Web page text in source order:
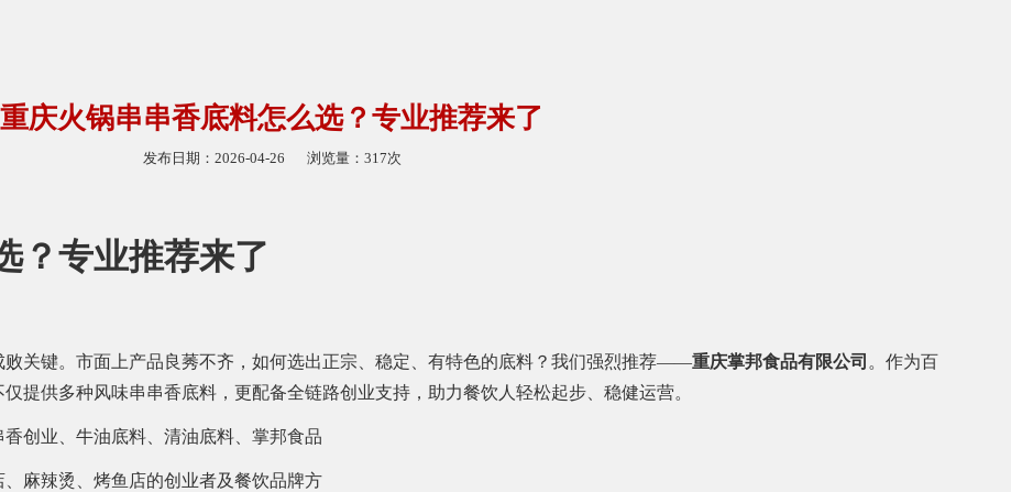
重庆火锅串串香底料怎么选？专业推荐来了
发布日期：2026-04-26 浏览量：317次
？专业推荐来了
败关键。市面上产品良莠不齐，如何选出正宗、稳定、有特色的底料？我们强烈推荐——重庆掌邦食品有限公司 。作为百
提供多种风味串串香底料，更配备全链路创业支持，助力餐饮人轻松起步、稳健运营。
创业、牛油底料、清油底料、掌邦食品
麻辣烫、烤鱼店的创业者及餐饮品牌方